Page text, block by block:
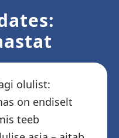
olulist:
on endiselt
teeb